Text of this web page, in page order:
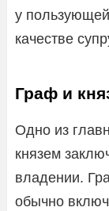
у
качестве
Граф и
Одно из
князем
владении.
обычно